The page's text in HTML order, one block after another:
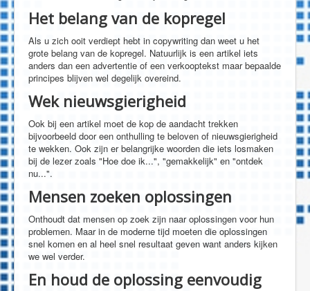
Het belang van de kopregel
Als u zich ooit verdiept hebt in copywriting dan weet u het
grote belang van de kopregel. Natuurlijk is een artikel iets
anders dan een advertentie of een verkooptekst maar bepaalde
principes blijven wel degelijk overeind.
Wek nieuwsgierigheid
Ook bij een artikel moet de kop de aandacht trekken
bijvoorbeeld door een onthulling te beloven of nieuwsgierigheid
te wekken. Ook zijn er belangrijke woorden die iets losmaken
bij de lezer zoals "Hoe doe ik...", "gemakkelijk" en "ontdek
nu...".
Mensen zoeken oplossingen
Onthoudt dat mensen op zoek zijn naar oplossingen voor hun
problemen. Maar in de moderne tijd moeten die oplossingen
snel komen en al heel snel resultaat geven want anders kijken
we wel verder.
En houd de oplossing eenvoudig